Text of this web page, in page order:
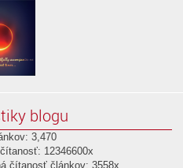
blogu
3,470
12346600x
čítanosť článkov: 3558x